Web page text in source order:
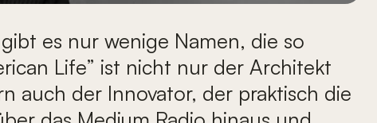
es nur wenige Namen, die so
Life” ist nicht nur der Architekt
auch der Innovator, der praktisch die